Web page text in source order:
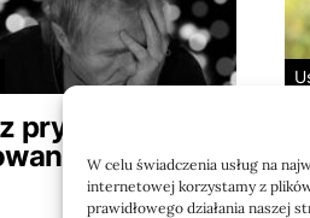
W celu świadczenia usług na
internetowej korzystamy z
prawidłowego działania naszej
prywatnie bez
kiedy i dla